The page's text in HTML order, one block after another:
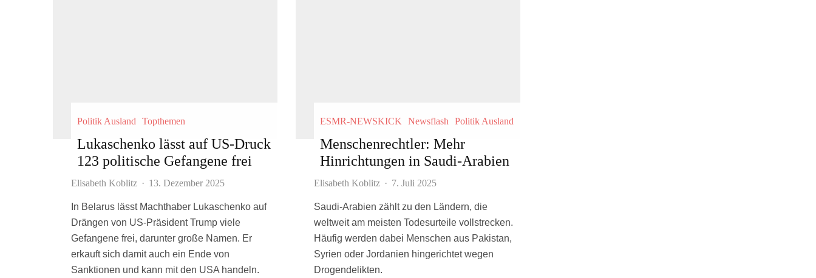
Politik Ausland Topthemen
Lukaschenko lässt auf US-Druck
123 politische Gefangene frei
Elisabeth Koblitz · 13. Dezember 2025
In Belarus lässt Machthaber Lukaschenko auf
Drängen von US-Präsident Trump viele
Gefangene frei, darunter große Namen. Er
erkauft sich damit auch ein Ende von
Sanktionen und kann mit den USA handeln.
ESMR-NEWSKICK Newsflash Politik Ausland
Menschenrechtler: Mehr
Hinrichtungen in Saudi-Arabien
Elisabeth Koblitz · 7. Juli 2025
Saudi-Arabien zählt zu den Ländern, die
weltweit am meisten Todesurteile vollstrecken.
Häufig werden dabei Menschen aus Pakistan,
Syrien oder Jordanien hingerichtet wegen
Drogendelikten.